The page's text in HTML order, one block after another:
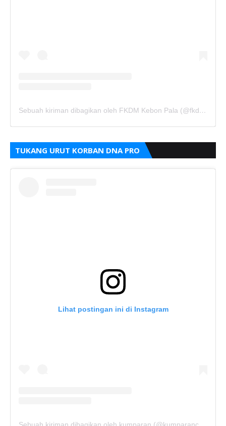
Sebuah kiriman dibagikan oleh FKDM Kebon Pala (@fkdm_kebonpala)
TUKANG URUT KORBAN DNA PRO
Lihat postingan ini di Instagram